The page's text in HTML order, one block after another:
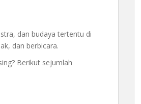
dan budaya tertentu di
dan berbicara.
Berikut sejumlah